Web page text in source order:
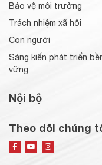
Bảo vệ môi trường
Trách nhiệm xã hội
Con người
Sáng kiến phát triển
vững
Nội bộ
Theo dõi chúng